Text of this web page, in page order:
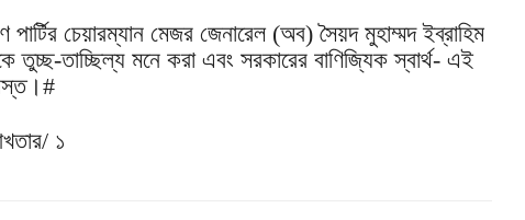
চেয়ারম্যান মেজর জেনারেল (অব) সৈয়দ মুহাম্মদ ইব্রাহিম
তুচ্ছ-তাচ্ছিল্য মনে করা এবং সরকারের বাণিজ্যিক স্বার্থ- এই
১